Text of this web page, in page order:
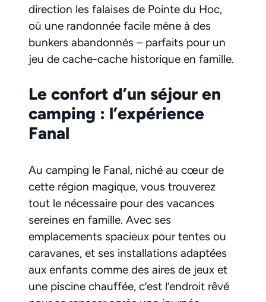
direction les falaises de Pointe du Hoc,
où une randonnée facile mène à des
bunkers abandonnés – parfaits pour un
jeu de cache-cache historique en famille.
Le confort d’un séjour en
camping : l’expérience
Fanal
Au camping le Fanal, niché au cœur de
cette région magique, vous trouverez
tout le nécessaire pour des vacances
sereines en famille. Avec ses
emplacements spacieux pour tentes ou
caravanes, et ses installations adaptées
aux enfants comme des aires de jeux et
une piscine chauffée, c’est l’endroit rêvé